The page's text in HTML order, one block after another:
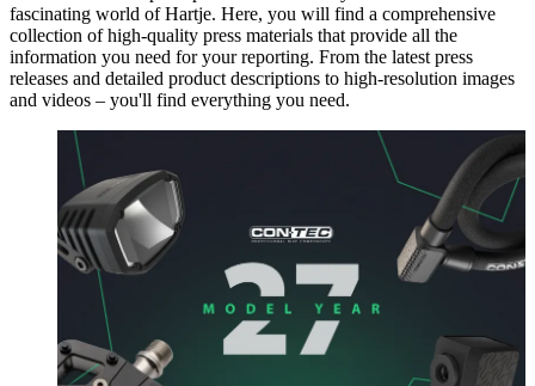
fascinating world of Hartje. Here, you will find a comprehensive
collection of high-quality press materials that provide all the
information you need for your reporting. From the latest press
releases and detailed product descriptions to high-resolution images
and videos – you'll find everything you need.